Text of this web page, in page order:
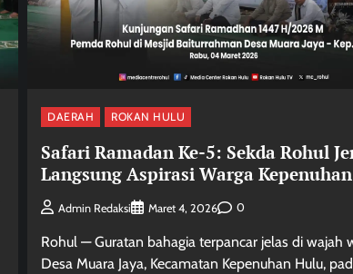
DAERAH ROKAN HULU
Safari Ramadan Ke-5: Sekda Rohul
Langsung Aspirasi Warga
Admin Redaksi Maret 4, 2026 0
Rohul — Guratan bahagia terpancar jelas di wajah
Desa Muara Jaya, Kecamatan Kepenuhan Hulu,